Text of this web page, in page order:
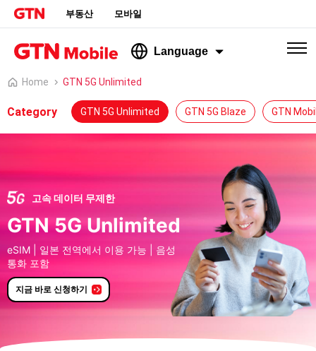
부동산 모바일
Language
Home GTN 5G Unlimited
Category GTN 5G Unlimited GTN 5G Blaze GTN
고속 데이터 무제한
GTN 5G Unlimited
eSIM | 일본 전역에서 이용 가능 | 음성
통화 포함
지금 바로 신청하기